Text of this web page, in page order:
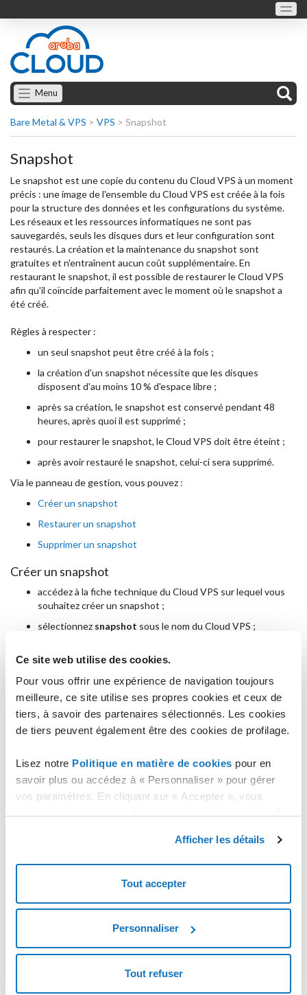
Ce site web utilise des cookies.
Pour vous offrir une expérience de navigation toujours
meilleure, ce site utilise ses propres cookies et ceux de
tiers, à savoir des partenaires sélectionnés. Les cookies
de tiers peuvent également être des cookies de profilage.
Lisez notre Politique en matière de cookies pour en
savoir plus ou accédez à « Personnaliser » pour gérer
vos paramètres. En cliquant sur « Accepter », vous
stockage des cookies nécessaires.
Afficher les détails
Tout accepter
Personnaliser
Tout refuser
Menu
Bare Metal & VPS > VPS > Snapshot
Snapshot
Le snapshot est une copie du contenu du Cloud VPS à un moment
précis : une image de l'ensemble du Cloud VPS est créée à la fois
pour la structure des données et les configurations du système.
Les réseaux et les ressources informatiques ne sont pas
sauvegardés, seuls les disques durs et leur configuration sont
restaurés. La création et la maintenance du snapshot sont
gratuites et n'entraînent aucun coût supplémentaire. En
restaurant le snapshot, il est possible de restaurer le Cloud VPS
afin qu'il coïncide parfaitement avec le moment où le snapshot a
été créé.
Règles à respecter :
un seul snapshot peut être créé à la fois ;
la création d'un snapshot nécessite que les disques
disposent d'au moins 10 % d'espace libre ;
après sa création, le snapshot est conservé pendant 48
heures, après quoi il est supprimé ;
pour restaurer le snapshot, le Cloud VPS doit être éteint ;
après avoir restauré le snapshot, celui-ci sera supprimé.
Via le panneau de gestion, vous pouvez :
Créer un snapshot
Restaurer un snapshot
Supprimer un snapshot
Créer un snapshot
accédez à la fiche technique du Cloud VPS sur lequel vous
souhaitez créer un snapshot ;
sélectionnez snapshot sous le nom du Cloud VPS ;
à la fin de l'opération le snapshot sera affiché avec la date de
création et la date d'expiration ;
le snapshot restera actif pendant 48 heures à compter de la
date de création.
accédez à la fiche technique du Cloud VPS sur lequel vous
souhaitez restaurer un snapshot ;
éteignez le Cloud VPSen cliquant surÉTEINDRE LE
moment du snapshot ;
Restauration d'un Snapshot
est demandé de confirmer la restauration ;
sera restauré lors de la création du snapshot ;
à la fin de la procédure de restauration, le snapshot est